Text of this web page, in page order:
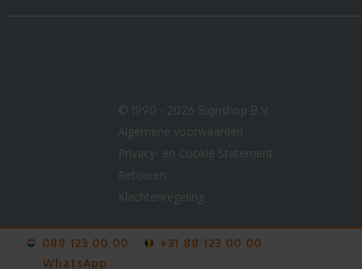
© 1990 - 2026 Signshop B.V.
Algemene voorwaarden
Privacy- en Cookie Statement
Retouren
Klachtenregeling
088 123 00 00
+31 88 123 00 00
WhatsApp